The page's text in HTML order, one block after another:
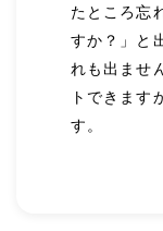
たところ忘
すか？」と
れも出ませ
トできます
す。